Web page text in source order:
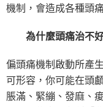
機制，會造成各種頭
為什麼頭痛治不
偏頭痛機制啟動所產
可形容，你可能在頭
脹滿、緊繃、發麻、